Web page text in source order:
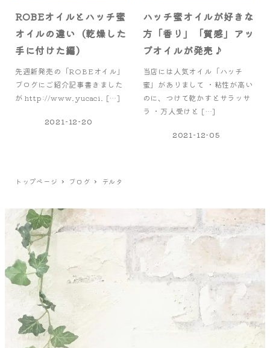
ROBEオイルとハッチ蜜
オイルの違い（乾燥した
手に付けた編）
先週新発売の「ROBEオイル」
ブログにご紹介記事書きました
が http://www.yucaci. […]
2021-12-20
ハッチ蜜オイルが好きな
方「香り」「質感」アッ
プオイルが発売♪
当店には人気オイル「ハッチ
蜜」がありまして ・粘性が高い
のに、つけて乾かすとサラッサ
ラ ・万人受けと […]
2021-12-05
トップページ ブログ デルタ